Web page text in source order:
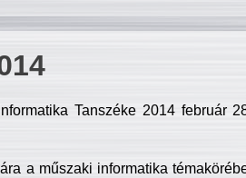
Tanszéke 2014 február
a műszaki informatika